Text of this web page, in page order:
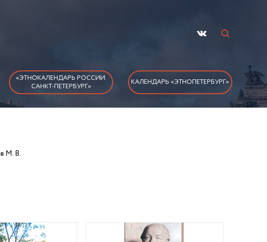
«ЭТНОКАЛЕНДАРЬ РОССИИ.
САНКТ-ПЕТЕРБУРГ»
КАЛЕНДАРЬ «ЭТНОПЕТЕРБУРГ»
М. В.